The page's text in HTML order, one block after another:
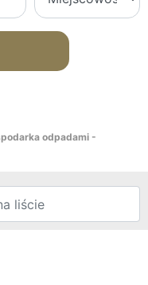
odpadami -